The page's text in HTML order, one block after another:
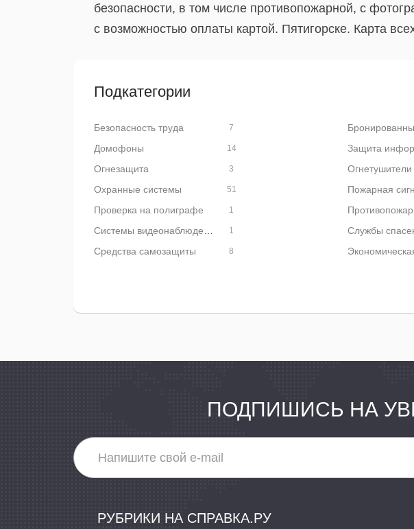
безопасности, в том числе противопожарной, с
с возможностью оплаты картой. Пятигорске. Карта
Подкатегории
Безопасность труда 7
Домофоны 14 Защита
Огнезащита 3 Огнетушители
Охранные системы 51 Пожарная
Проверка на полиграфе 1
1 Службы
Средства самозащиты 8
ПОДПИШИСЬ НА
РУБРИКИ НА СПРАВКА.РУ